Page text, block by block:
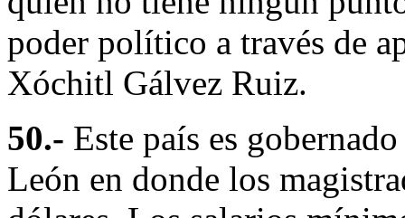
poder político a través de
Xóchitl Gálvez Ruiz.
50.- Este país es
León en donde los